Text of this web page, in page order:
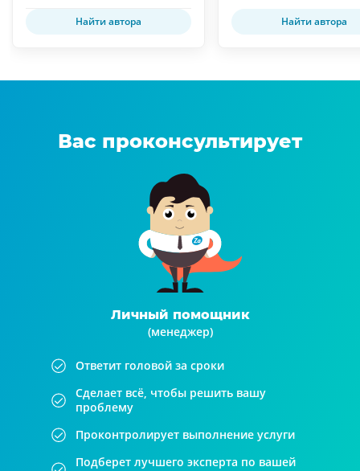
Найти автора Найти автора
Вас проконсультирует
Личный помощник
(менеджер)
Ответит головой за сроки
Сделает всё, чтобы решить вашу
проблему
Проконтролирует выполнение услуги
Подберет лучшего эксперта по вашей